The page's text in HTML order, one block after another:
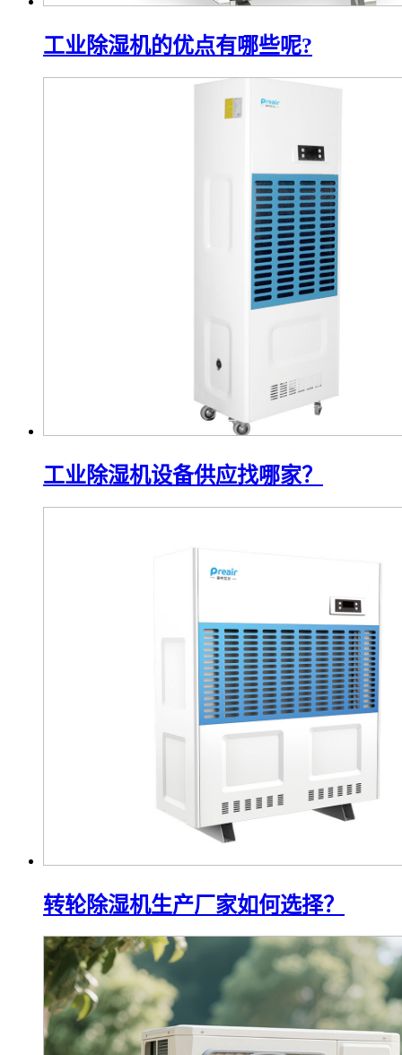
工业除湿机的优点有哪些呢?
工业除湿机设备供应找哪家？
转轮除湿机生产厂家如何选择？